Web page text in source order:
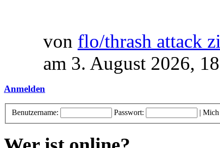
von flo/thrash attack
am 3. August 2026,
Anmelden
Benutzername: Passwort: | Mich